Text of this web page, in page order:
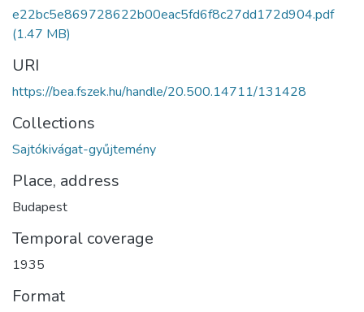
e22bc5e869728622b00eac5fd6f8c27dd172d904.pdf
(1.47 MB)
URI
https://bea.fszek.hu/handle/20.500.14711/131428
Collections
Sajtókivágat-gyűjtemény
Place, address
Budapest
Temporal coverage
1935
Format